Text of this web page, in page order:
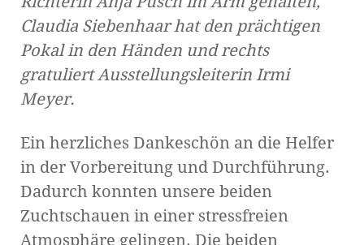
Claudia Siebenhaar hat den prächtigen
Pokal in den Händen und rechts
gratuliert Ausstellungsleiterin Irmi
Meyer.
Ein herzliches Dankeschön an die Helfer
in der Vorbereitung und Durchführung.
Dadurch konnten unsere beiden
Zuchtschauen in einer stressfreien
Atmosphäre gelingen. Die beiden